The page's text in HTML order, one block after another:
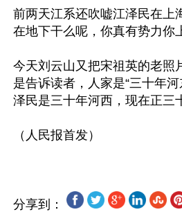
前两天江系还吹嘘江泽民在上
在地下干么呢，你真有势力你
今天刘云山又把宋祖英的老照
是告诉读者，人家是“三十年
泽民是三十年河西，现在正三
分享到：